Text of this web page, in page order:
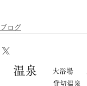
ブログ
​温泉 大浴場
貸切温泉